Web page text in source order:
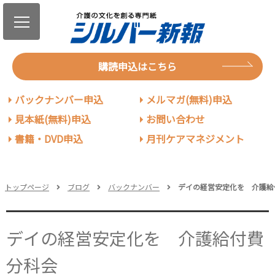
購読申込はこちら
バックナンバー申込
見本紙(無料)申込
書籍・DVD申込
メルマガ(無料)申込
お問い合わせ
月刊ケアマネジメント
トップページ ブログ バックナンバー デイの経営安定化を 介護給
デイの経営安定化を 介護給付費
分科会